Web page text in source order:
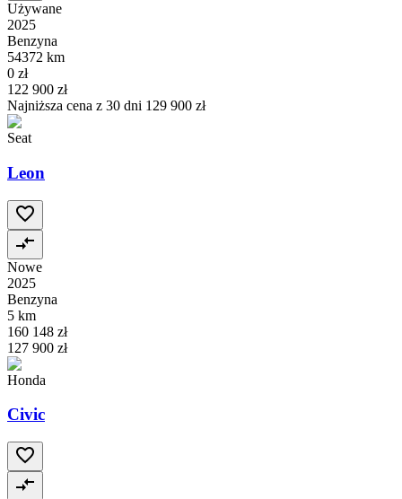
Używane
2025
Benzyna
54372 km
0 zł
122 900 zł
Najniższa cena z 30 dni 129 900 zł
Seat
Leon
Nowe
2025
Benzyna
5 km
160 148 zł
127 900 zł
Honda
Civic